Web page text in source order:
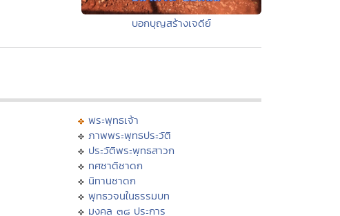
บอกบุญสร้างเจดีย์
พระพุทธเจ้า
ภาพพระพุทธประวัติ
ประวัติพระพุทธสาวก
ทศชาติชาดก
นิทานชาดก
พุทธวจนในธรรมบท
มงคล ๓๘ ประการ